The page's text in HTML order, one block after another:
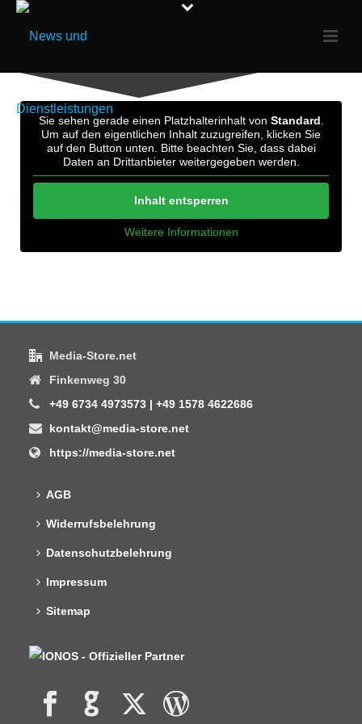
Sie sehen gerade einen Platzhalterinhalt von Standard
Um auf den eigentlichen Inhalt zuzugreifen, klicken Sie
auf den Button unten. Bitte beachten Sie, dass dabei
Daten an Drittanbieter weitergegeben werden.
Inhalt entsperren
Weitere Informationen
Media-Store.net
Finkenweg 30
+49 6734 4973573 | +49 1578 4622686
kontakt@media-store.net
https://media-store.net
AGB
Widerrufsbelehrung
Datenschutzbelehrung
Impressum
Sitemap